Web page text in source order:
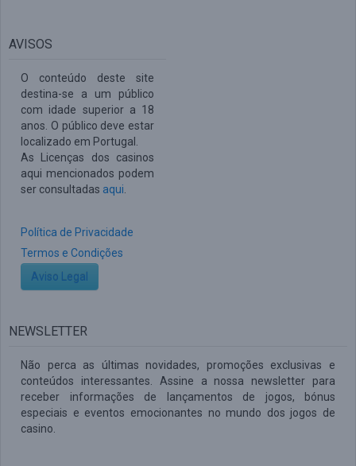
AVISOS
O conteúdo deste site
destina-se a um público
com idade superior a 18
anos. O público deve estar
localizado em Portugal.
As Licenças dos casinos
aqui mencionados podem
ser consultadas aqui
Política de Privacidade
Termos e Condições
Aviso Legal
NEWSLETTER
Não perca as últimas novidades, promoções exclusivas e
conteúdos interessantes. Assine a nossa newsletter para
receber informações de lançamentos de jogos, bónus
especiais e eventos emocionantes no mundo dos jogos de
casino.